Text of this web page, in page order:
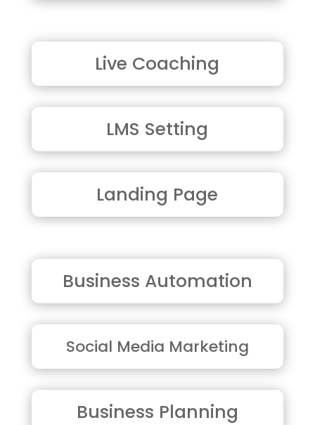
Live Coaching
LMS Setting
Landing Page
Business Automation
Social Media Marketing
Business Planning